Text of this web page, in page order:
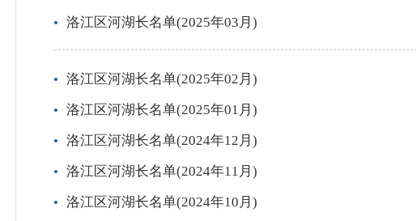
洛江区河湖长名单(2025年03月)
洛江区河湖长名单(2025年02月)
洛江区河湖长名单(2025年01月)
洛江区河湖长名单(2024年12月)
洛江区河湖长名单(2024年11月)
洛江区河湖长名单(2024年10月)